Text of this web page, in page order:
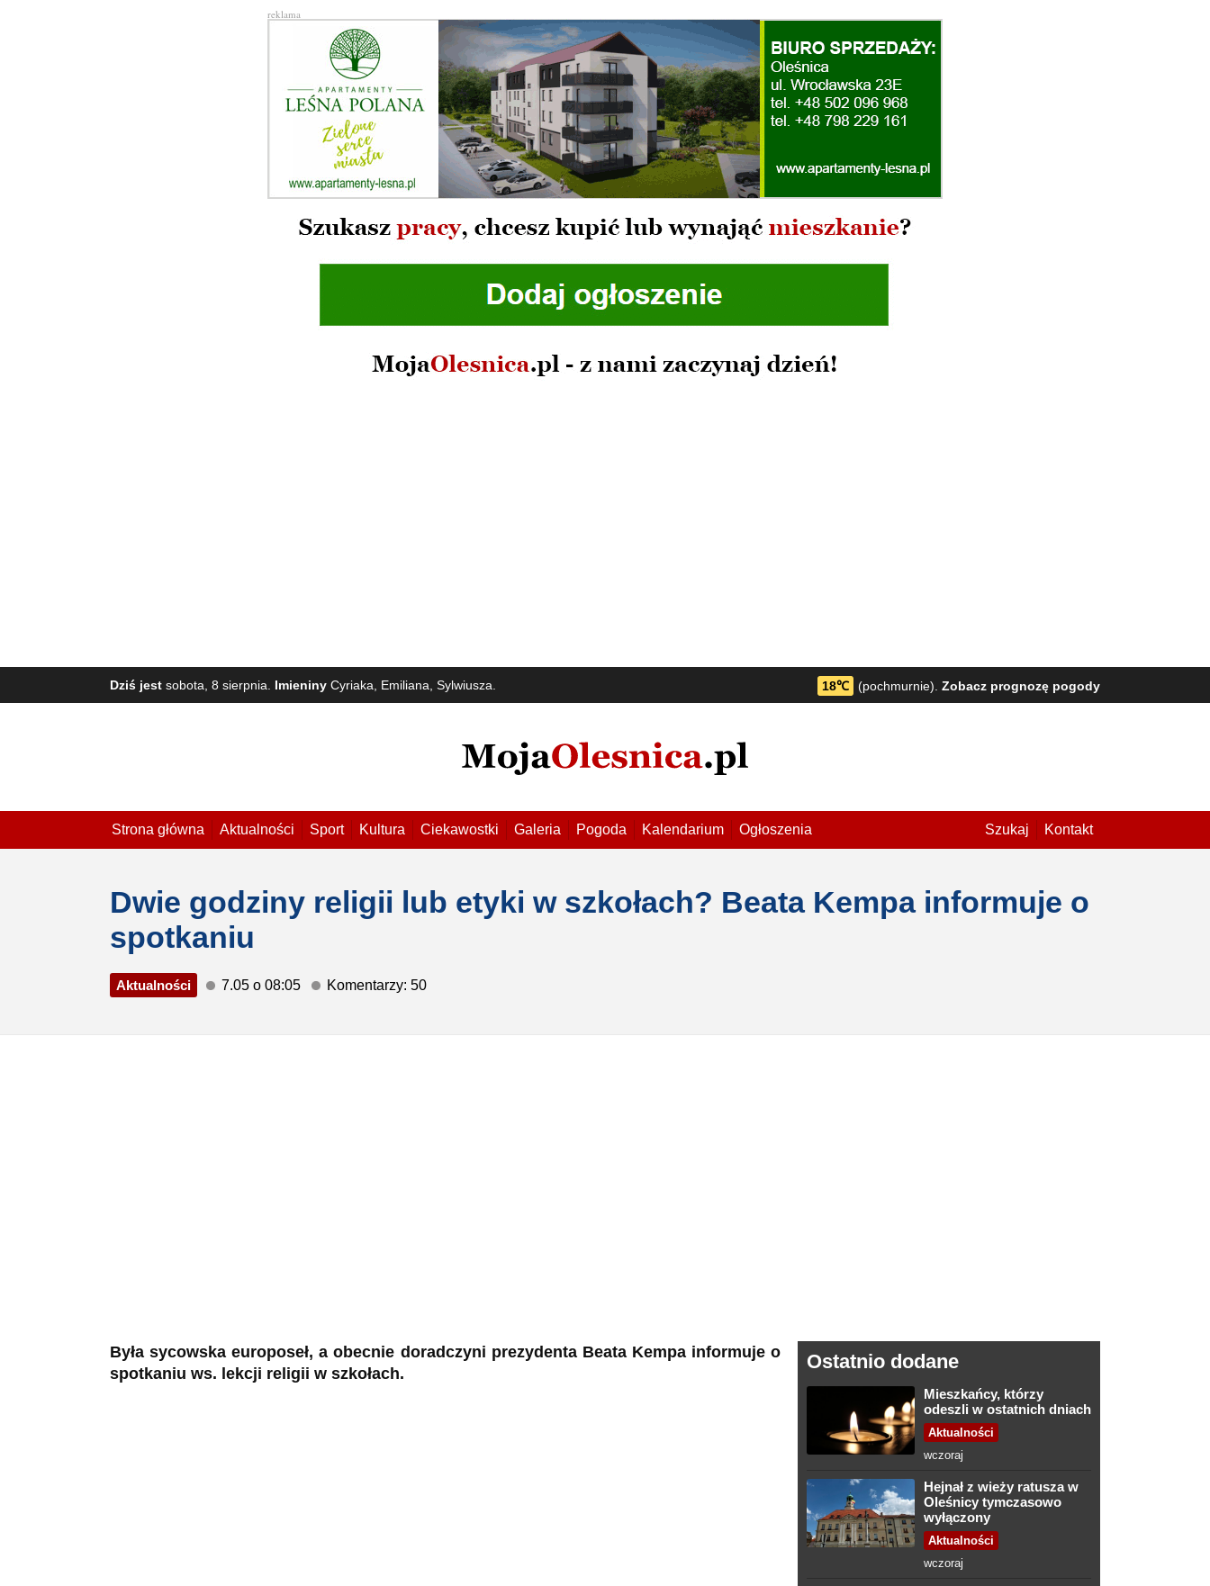
reklama
Dziś jest sobota, 8 sierpnia. Imieniny Cyriaka, Emiliana, Sylwiusza. 18℃ (pochmurnie). Zobacz prognozę pogody
Strona główna Aktualności Sport Kultura Ciekawostki Galeria Pogoda Kalendarium Ogłoszenia Szukaj Kontakt
Dwie godziny religii lub etyki w szkołach? Beata Kempa informuje o
spotkaniu
Aktualności 7.05 o 08:05 Komentarzy: 50
Była sycowska europoseł, a obecnie doradczyni prezydenta Beata Kempa informuje o
spotkaniu ws. lekcji religii w szkołach.
Ostatnio dodane
Mieszkańcy, którzy
odeszli w ostatnich dniach
Aktualności
wczoraj
Hejnał z wieży ratusza w
Oleśnicy tymczasowo
wyłączony
Aktualności
wczoraj